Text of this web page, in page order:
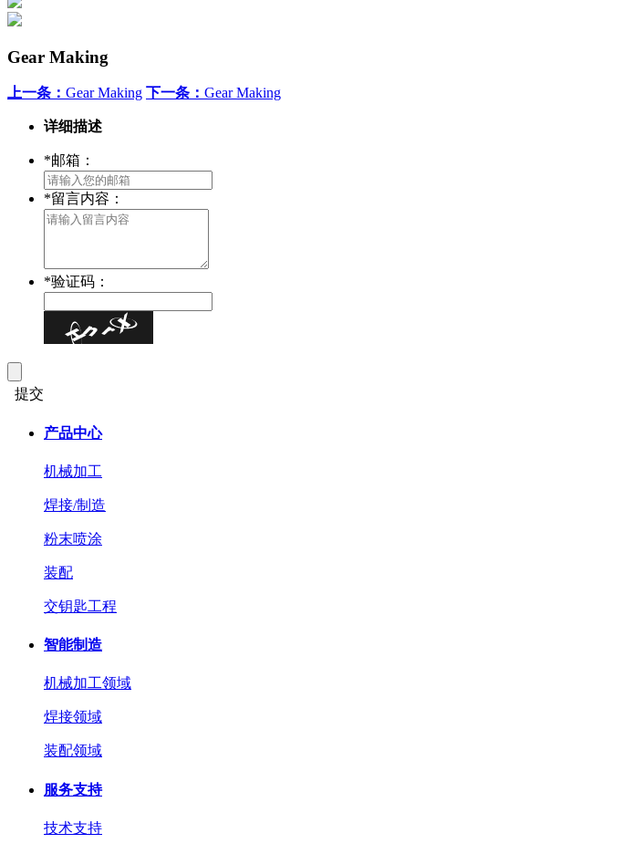
Gear Making
上一条： Gear Making 下一条： Gear Making
详细描述
*邮箱：
*留言内容：
*验证码：
提交
产品中心
机械加工
焊接/制造
粉末喷涂
装配
交钥匙工程
智能制造
机械加工领域
焊接领域
装配领域
服务支持
技术支持